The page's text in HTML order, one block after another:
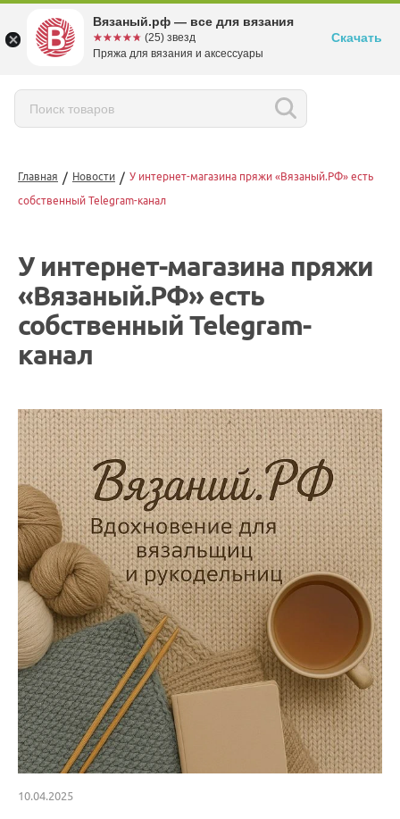
Главная / Новости / У интернет-магазина пряжи «Вязаный.РФ» есть
собственный Telegram-канал
У интернет-магазина пряжи
«Вязаный.РФ» есть
собственный Telegram-
канал
10.04.2025
Вязаный.рф — все для вязания
☆☆☆☆☆
★★★★★ (25) звезд
Пряжа для вязания и аксессуары
Скачать